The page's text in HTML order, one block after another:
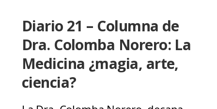
Diario 21 – Columna de
Dra. Colomba Norero: La
Medicina ¿magia, arte,
ciencia?